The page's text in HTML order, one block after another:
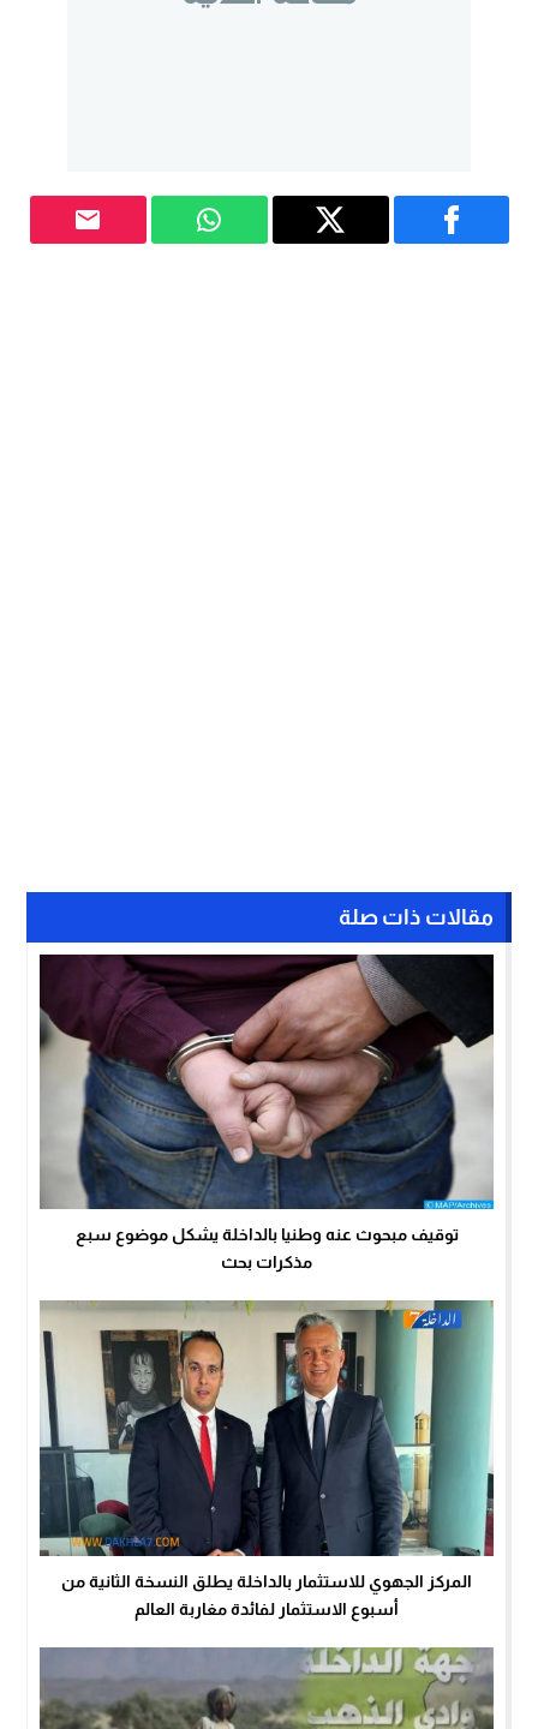
مقالات ذات صلة
توقيف مبحوث عنه وطنيا بالداخلة يشكل موضوع سبع
مذكرات بحث
المركز الجهوي للاستثمار بالداخلة يطلق النسخة الثانية من
أسبوع الاستثمار لفائدة مغاربة العالم